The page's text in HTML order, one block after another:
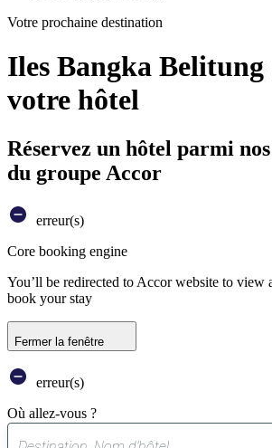
Votre prochaine destination
Iles Bangka Belitung
votre hôtel
Réservez un hôtel parmi
du groupe Accor
erreur(s)
Core booking engine
You’ll be redirected to Accor website to view
book your stay
Fermer la fenêtre
erreur(s)
Où allez-vous ?